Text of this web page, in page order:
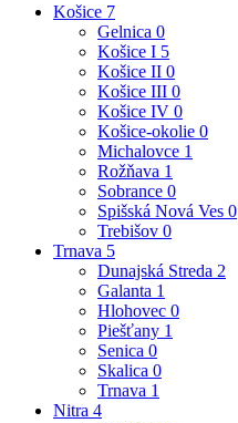
Košice 7
Gelnica 0
Košice I 5
Košice II 0
Košice III 0
Košice IV 0
Košice-okolie 0
Michalovce 1
Rožňava 1
Sobrance 0
Spišská Nová Ves 0
Trebišov 0
Trnava 5
Dunajská Streda 2
Galanta 1
Hlohovec 0
Piešťany 1
Senica 0
Skalica 0
Trnava 1
Nitra 4